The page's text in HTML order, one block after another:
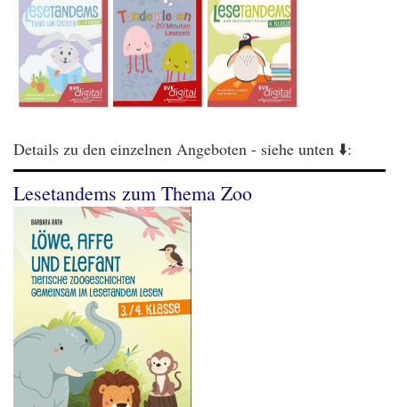
Details zu den einzelnen Angeboten - siehe unten ⬇️:
Lesetandems zum Thema Zoo